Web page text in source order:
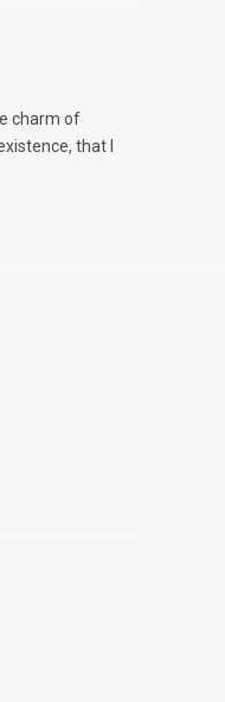
charm of
that I